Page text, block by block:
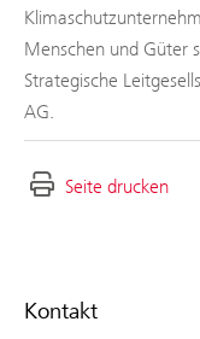
Kontakt
Menschen und Güter
Strategische
AG.
Seite drucken